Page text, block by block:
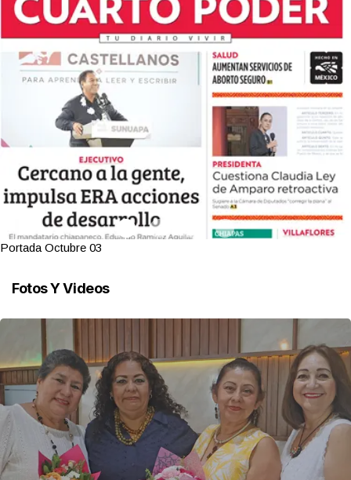
Portada Octubre 03
Fotos Y Videos